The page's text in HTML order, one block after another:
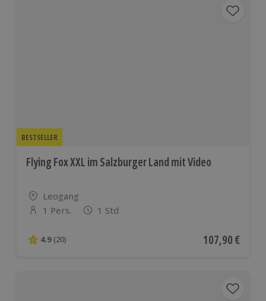
BESTSELLER
Flying Fox XXL im Salzburger Land mit Video
Standort
Leogang
Anzahl der Teilnehmer
1 Pers. 1 Std
4.9 von 5 Sternen basierend auf 20 Bewertungen
4.9 (20) Aktueller Preis
107,90 €